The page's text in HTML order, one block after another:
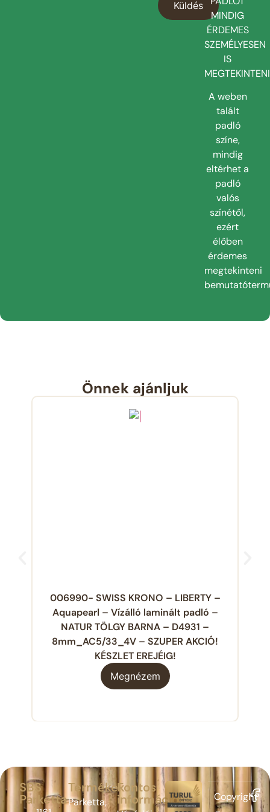
MINDIG
ÉRDEMES
SZEMÉLYESEN
IS
A weben
talált
padló
színe,
mindig
eltérhet a
padló
valós
színétől,
ezért
élőben
érdemes
megtekinteni
Önnek ajánljuk
006990- SWISS KRONO – LIBERTY –
Aquapearl – Vízálló laminált padló –
NATUR TÖLGY BARNA – D4931 –
8mm_AC5/33_4V – SZUPER AKCIÓ!
KÉSZLET EREJÉIG!
Megnézem
SBS
Parketta
Termékek
Parketta,
Fontos
információk
Copyright